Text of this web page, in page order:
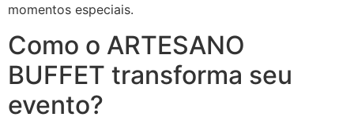
momentos especiais.
Como o ARTESANO
BUFFET transforma seu
evento?